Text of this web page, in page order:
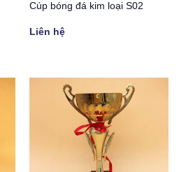
Cúp bóng đá kim loại S02
Liên hệ